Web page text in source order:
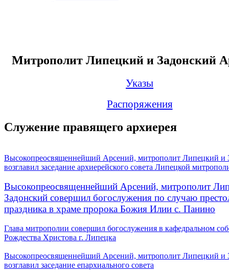
Митрополит Липецкий и Задонский
Указы
Распоряжения
Служение правящего архиерея
Высокопреосвященнейший Арсений, митрополит Липецкий и
возглавил заседание архиерейского совета Липецкой
Высокопреосвященнейший Арсений, митрополит
Задонский совершил богослужения по случаю
праздника в храме пророка Божия Илии с. Панино
Глава митрополии совершил богослужения в кафедральном
Рождества Христова г. Липецка
Высокопреосвященнейший Арсений, митрополит Липецкий и
возглавил заседание епархиального совета